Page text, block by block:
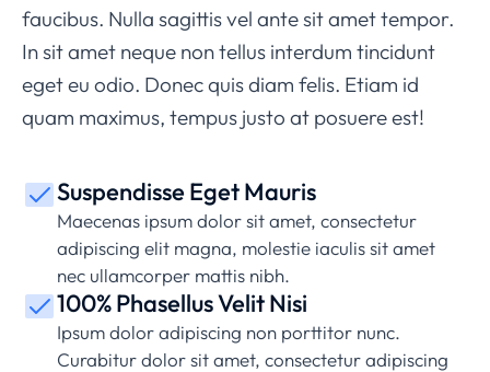
faucibus. Nulla sagittis vel ante sit amet tempor.
In sit amet neque non tellus interdum tincidunt
eget eu odio. Donec quis diam felis. Etiam id
quam maximus, tempus justo at posuere est!
Suspendisse Eget Mauris
Maecenas ipsum dolor sit amet, consectetur
adipiscing elit magna, molestie iaculis sit amet
nec ullamcorper mattis nibh.
100% Phasellus Velit Nisi
Ipsum dolor adipiscing non porttitor nunc.
Curabitur dolor sit amet, consectetur adipiscing